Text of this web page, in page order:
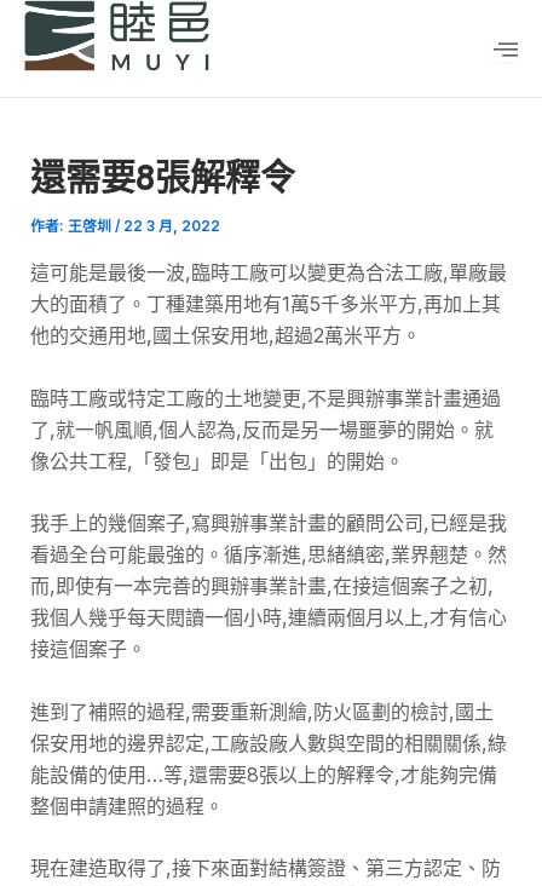
還需要8張解釋令
作者: 王啓圳 / 22 3 月, 2022
這可能是最後一波,臨時工廠可以變更為合法工廠,單廠最
大的面積了。丁種建築用地有1萬5千多米平方,再加上其
他的交通用地,國土保安用地,超過2萬米平方。
臨時工廠或特定工廠的土地變更,不是興辦事業計畫通過
了,就一帆風順,個人認為,反而是另一場噩夢的開始。就
像公共工程,「發包」即是「出包」的開始。
我手上的幾個案子,寫興辦事業計畫的顧問公司,已經是我
看過全台可能最強的。循序漸進,思緒縝密,業界翹楚。然
而,即使有一本完善的興辦事業計畫,在接這個案子之初,
我個人幾乎每天閱讀一個小時,連續兩個月以上,才有信心
接這個案子。
進到了補照的過程,需要重新測繪,防火區劃的檢討,國土
保安用地的邊界認定,工廠設廠人數與空間的相關關係,綠
能設備的使用…等,還需要8張以上的解釋令,才能夠完備
整個申請建照的過程。
現在建造取得了,接下來面對結構簽證、第三方認定、防
Post
navigation